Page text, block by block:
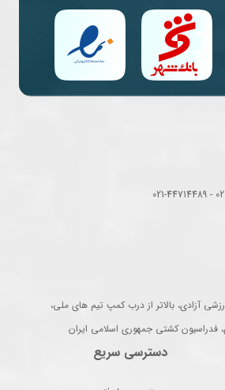
آزادی، بالاتر از درب کمپ تیم های ملی،
فدراسیون کشتی جمهوری اسلامی ایران
دسترسی سریع